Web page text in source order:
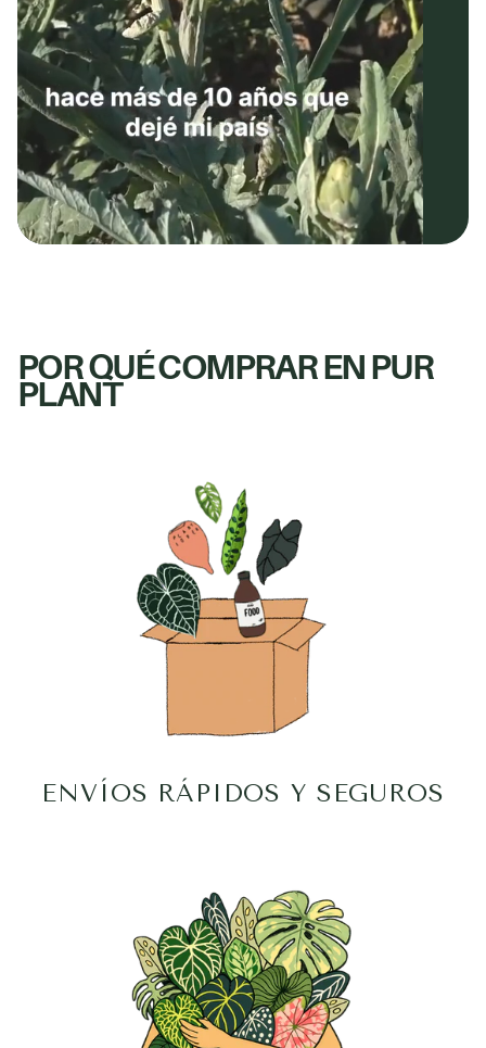
POR QUÉ COMPRAR EN PUR
PLANT
ENVÍOS RÁPIDOS Y SEGUROS